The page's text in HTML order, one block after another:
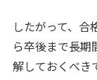
したがって、
ら卒後まで長
解しておくべき